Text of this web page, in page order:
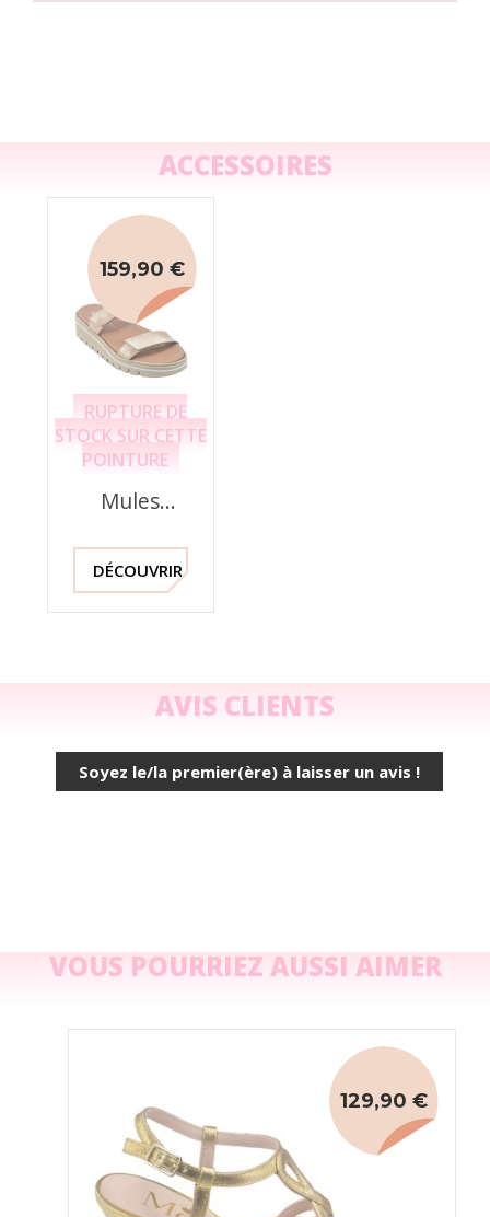
ACCESSOIRES
RUPTURE DE
STOCK SUR CETTE
POINTURE
Mules
Cuir
Fantaisie
Or,
240081,
159,90 €
DÉCOUVRIR !
AVIS CLIENTS
Soyez le/la premier(ère) à laisser un avis !
VOUS POURRIEZ AUSSI AIMER
129,90 €